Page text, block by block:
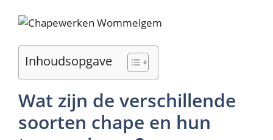
Inhoudsopgave
Wat zijn de verschillende
soorten chape en hun